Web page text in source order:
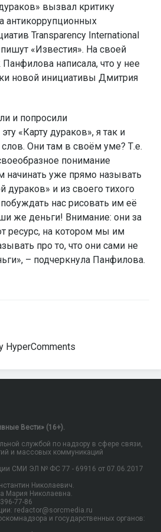
вызвал критику
антикоррупционных
Transparency International
«Известия». На своей
написала, что у нее
новой инициативы Дмитрия
и попросили
«Карту дураков», я так и
слов. Они там в своём уме? Т.е.
понимание
начинать уже прямо называть
дураков» и из своего тихого
нас рисовать им её
же деньги! Внимание: они за
ресурс, на котором мы им
про то, что они сами не
– подчеркнула Панфилова.
HyperComments
Вести» (16+).
службой по надзору в сфере связи,
и массовых коммуникаций
СМИ ЭЛ № ФС 77 - 69916 от 07.06.2017
Николаевич.
Мария Николаевна.
77-86
redactor@sorcmedia.ru
и государственных органов: